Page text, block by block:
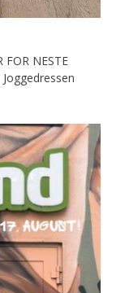
FOR NESTE
Joggedressen